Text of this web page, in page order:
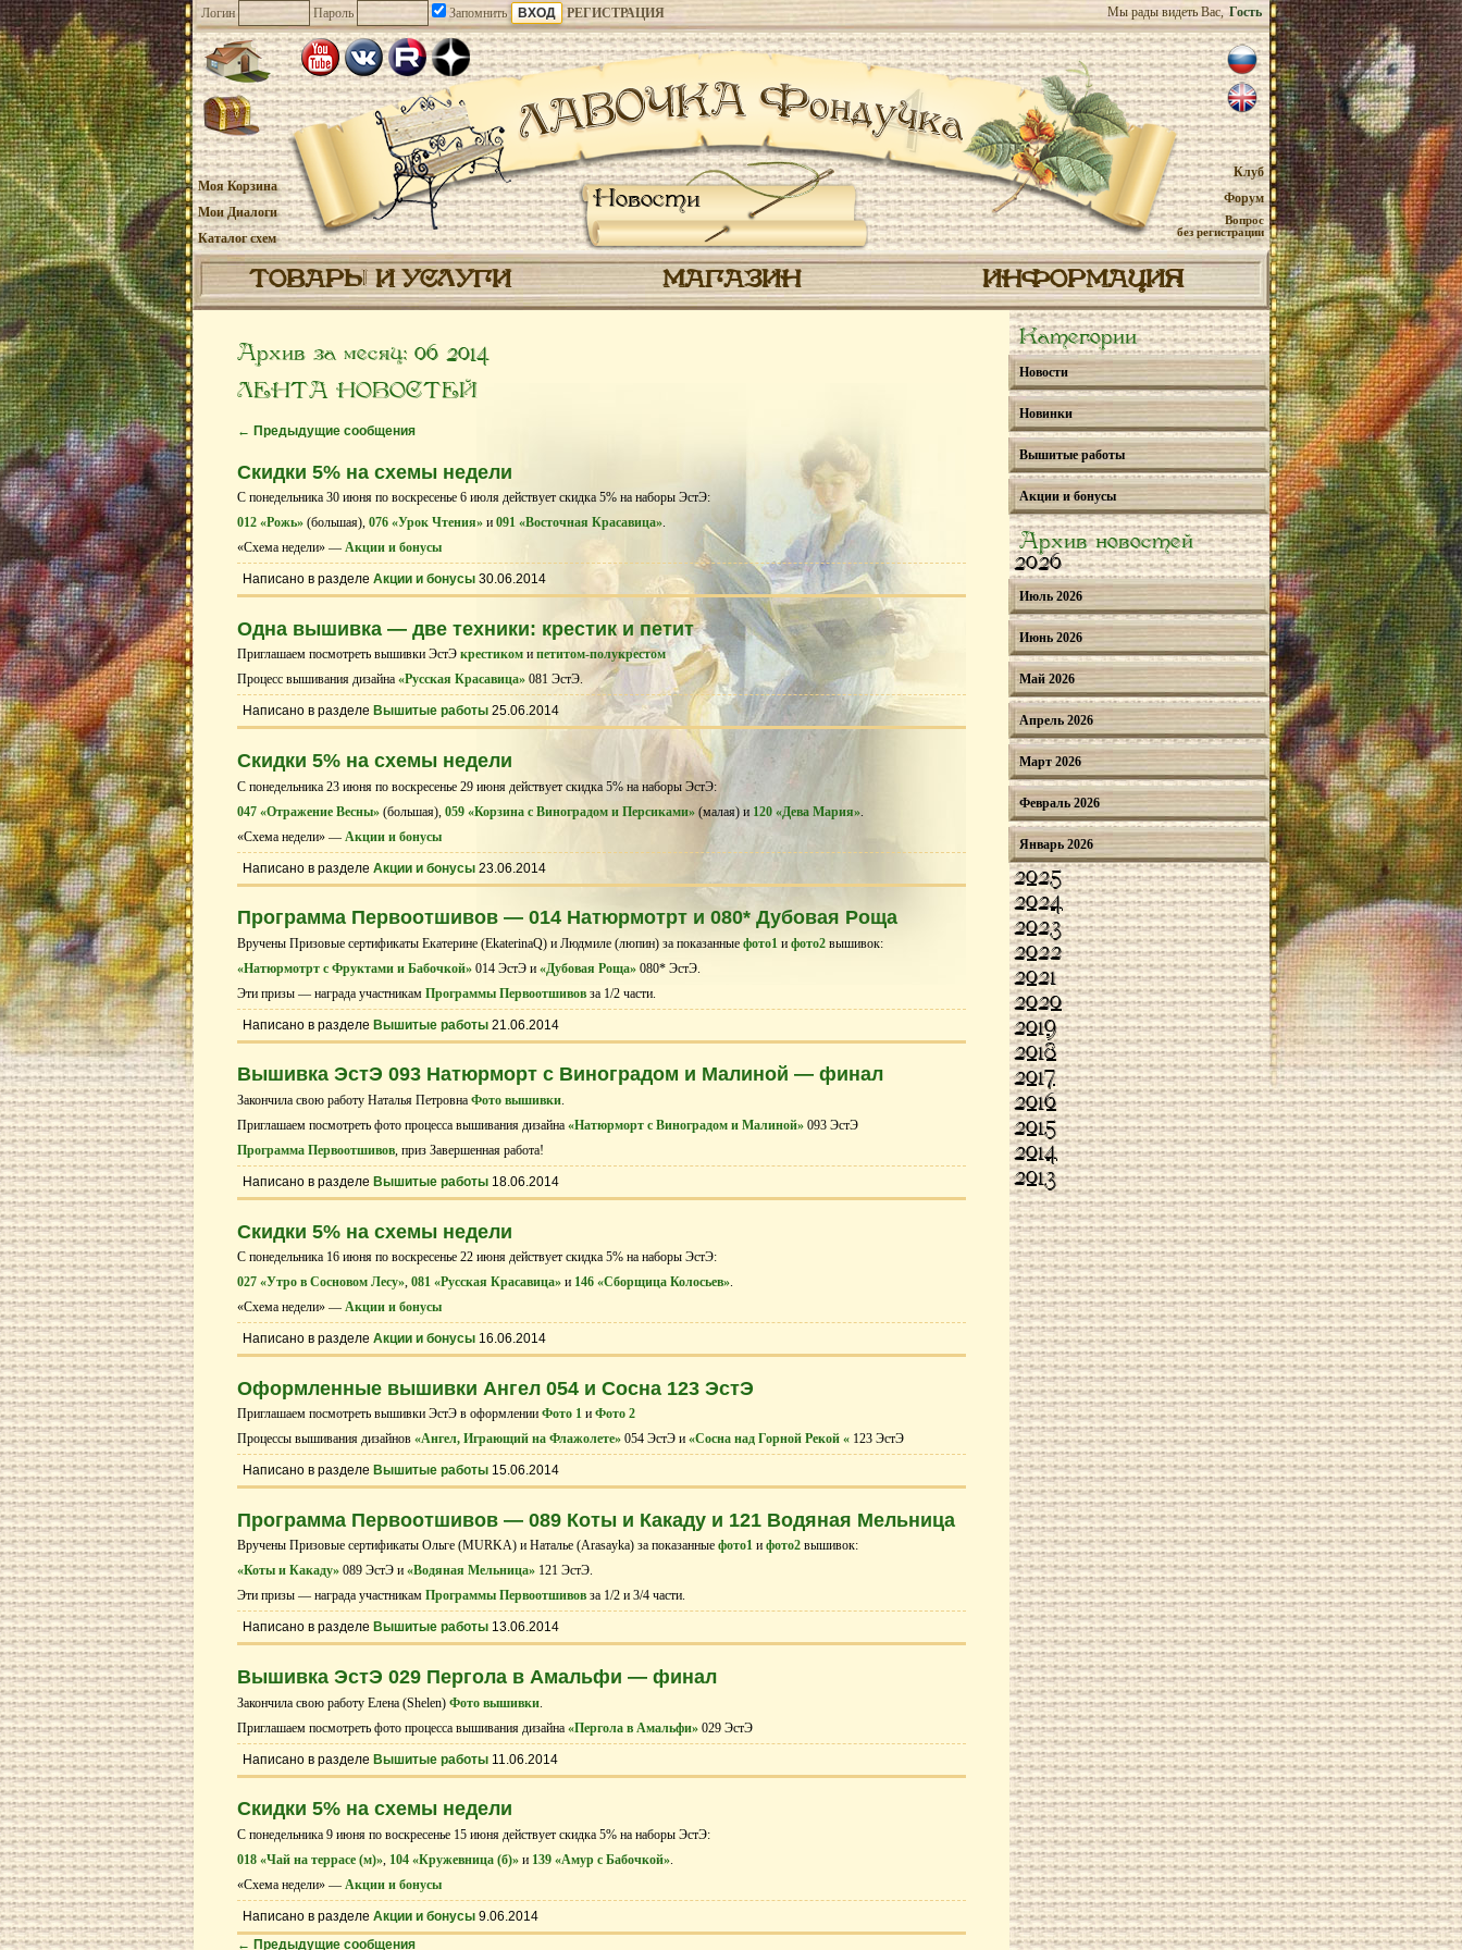
Логин Пароль Запомнить РЕГИСТРАЦИЯ Мы рады видеть Вас, Гость
Новости
Моя Корзина
Мои Диалоги
Каталог схем
Клуб
Форум
Вопрос
без регистрации
ТОВАРЫ И УСЛУГИ МАГАЗИН ИНФОРМАЦИЯ
Архив за месяц: 06 2014
ЛЕНТА НОВОСТЕЙ
← Предыдущие сообщения
Скидки 5% на схемы недели
С понедельника 30 июня по воскресенье 6 июля действует скидка 5% на наборы ЭстЭ:
012 «Рожь» (большая), 076 «Урок Чтения» и 091 «Восточная Красавица».
«Схема недели» — Акции и бонусы
Написано в разделе Акции и бонусы 30.06.2014
Одна вышивка — две техники: крестик и петит
Приглашаем посмотреть вышивки ЭстЭ крестиком и петитом-полукрестом
Процесс вышивания дизайна «Русская Красавица» 081 ЭстЭ.
Написано в разделе Вышитые работы 25.06.2014
Скидки 5% на схемы недели
С понедельника 23 июня по воскресенье 29 июня действует скидка 5% на наборы ЭстЭ:
047 «Отражение Весны» (большая), 059 «Корзина с Виноградом и Персиками» (малая) и 120 «Дева Мария»
«Схема недели» — Акции и бонусы
Написано в разделе Акции и бонусы 23.06.2014
Программа Первоотшивов — 014 Натюрмотрт и 080* Дубовая Роща
Вручены Призовые сертификаты Екатерине (EkaterinaQ) и Людмиле (люпин) за показанные фото1 и фото2 вышивок:
«Натюрмотрт с Фруктами и Бабочкой» 014 ЭстЭ и «Дубовая Роща» 080* ЭстЭ.
Эти призы — награда участникам Программы Первоотшивов за 1/2 части.
Написано в разделе Вышитые работы 21.06.2014
Вышивка ЭстЭ 093 Натюрморт с Виноградом и Малиной — финал
Закончила свою работу Наталья Петровна Фото вышивки.
Приглашаем посмотреть фото процесса вышивания дизайна «Натюрморт с Виноградом и Малиной» 093 ЭстЭ
Программа Первоотшивов, приз Завершенная работа!
Написано в разделе Вышитые работы 18.06.2014
Скидки 5% на схемы недели
С понедельника 16 июня по воскресенье 22 июня действует скидка 5% на наборы ЭстЭ:
027 «Утро в Сосновом Лесу», 081 «Русская Красавица» и 146 «Сборщица Колосьев».
«Схема недели» — Акции и бонусы
Написано в разделе Акции и бонусы 16.06.2014
Оформленные вышивки Ангел 054 и Сосна 123 ЭстЭ
Приглашаем посмотреть вышивки ЭстЭ в оформлении Фото 1 и Фото 2
Процессы вышивания дизайнов «Ангел, Играющий на Флажолете» 054 ЭстЭ и «Сосна над Горной Рекой « 123 ЭстЭ
Написано в разделе Вышитые работы 15.06.2014
Программа Первоотшивов — 089 Коты и Какаду и 121 Водяная Мельница
Вручены Призовые сертификаты Ольге (MURKA) и Натальe (Arasayka) за показанные фото1 и фото2 вышивок:
«Коты и Какаду» 089 ЭстЭ и «Водяная Мельница» 121 ЭстЭ.
Эти призы — награда участникам Программы Первоотшивов за 1/2 и 3/4 части.
Написано в разделе Вышитые работы 13.06.2014
Вышивка ЭстЭ 029 Пергола в Амальфи — финал
Закончила свою работу Елена (Shelen) Фото вышивки
Приглашаем посмотреть фото процесса вышивания дизайна «Пергола в Амальфи» 029 ЭстЭ
Написано в разделе Вышитые работы 11.06.2014
Скидки 5% на схемы недели
С понедельника 9 июня по воскресенье 15 июня действует скидка 5% на наборы ЭстЭ:
018 «Чай на террасе (м)» 104 «Кружевница (б)» и 139 «Амур с Бабочкой»
«Схема недели» — Акции и бонусы
Написано в разделе Акции и бонусы 9.06.2014
← Предыдущие сообщения
Категории
Новости
Новинки
Вышитые работы
Акции и бонусы
Архив новостей
2026
Июль 2026
Июнь 2026
Май 2026
Апрель 2026
Март 2026
Февраль 2026
Январь 2026
2025
2024
2023
2022
2021
2020
2019
2018
2017
2016
2015
2014
2013